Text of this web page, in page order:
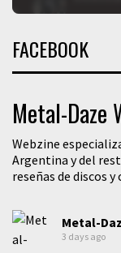
FACEBOOK
Metal-Daze
Webzine
Argentina y del
reseñas de discos
Metal-
3 days ago